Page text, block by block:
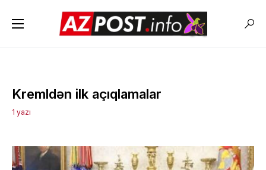
Kremldən ilk açıqlamalar
1 yazı